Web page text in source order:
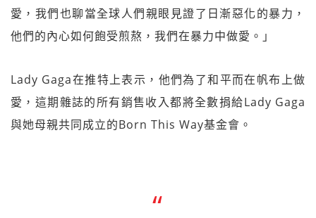
愛，我們也聊當全球人們親眼見證了日漸惡化的暴力，
他們的內心如何飽受煎熬，我們在暴力中做愛。」
Lady Gaga在推特上表示，他們為了和平而在帆布上做
愛，這期雜誌的所有銷售收入都將全數捐給Lady Gaga
與她母親共同成立的Born This Way基金會。